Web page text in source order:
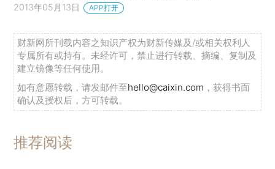
2013年05月13日 APP打开
财新网所刊载内容之知识产权为财新传媒及/或相关权利人
专属所有或持有。未经许可，禁止进行转载、摘编、复制及
建立镜像等任何使用。
如有意愿转载，请发邮件至hello@caixin.com ，获得书面
确认及授权后，方可转载。
推荐阅读